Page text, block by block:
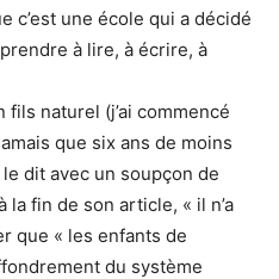
c’est une école qui a décidé
à lire, à écrire, à
fils naturel (j’ai commencé
que six ans de moins
dit avec un soupçon de
fin de son article, « il n’a
que « les enfants de
du système